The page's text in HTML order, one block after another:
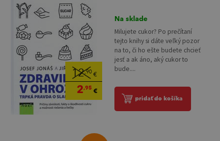
12,90€
2,95€
Na sklade
Milujete cukor? Po prečítaní
tejto knihy si dáte veľký pozor
na to, či ho ešte budete chcieť
jesť a ak áno, aký cukor to
bude....
pridať do košíka